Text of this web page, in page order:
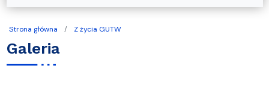
Strona główna Z życia GUTW
Galeria